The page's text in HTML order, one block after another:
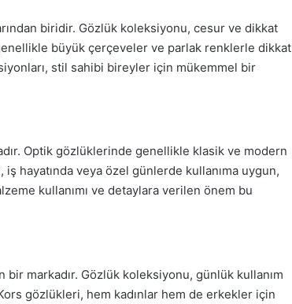
biridir. Gözlük koleksiyonu, cesur ve dikkat
büyük çerçeveler ve parlak renklerle dikkat
stil sahibi bireyler için mükemmel bir
Optik gözlüklerinde genellikle klasik ve modern
hayatında veya özel günlerde kullanıma uygun,
kullanımı ve detaylara verilen önem bu
bir markadır. Gözlük koleksiyonu, günlük kullanım
gözlükleri, hem kadınlar hem de erkekler için